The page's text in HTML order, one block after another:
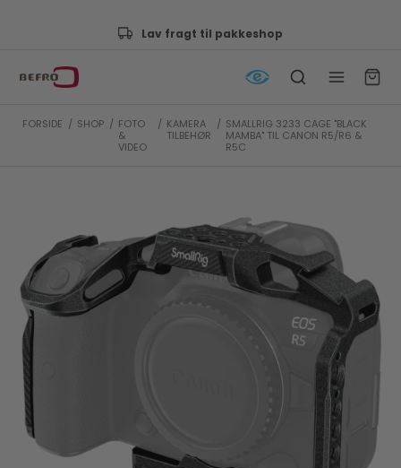
Godkendt af e-mærket
FORSIDE / SHOP / FOTO
&
VIDEO
/ KAMERA
TILBEHØR
/ SMALLRIG 3233 CAGE "BLACK
MAMBA" TIL CANON R5/R6 &
R5C